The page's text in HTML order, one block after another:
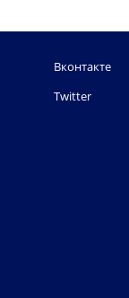
Вконтакте
Twitter